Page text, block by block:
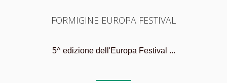
FORMIGINE EUROPA FESTIVAL
5^ edizione dell'Europa Festival ...